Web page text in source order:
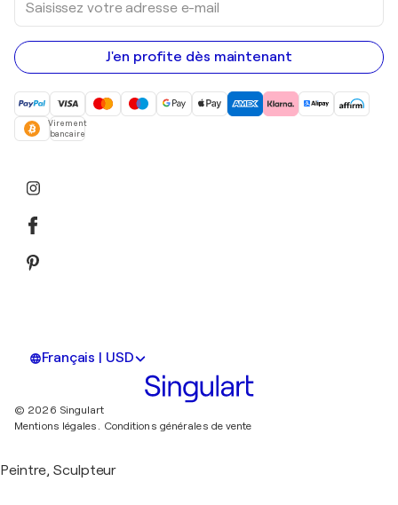
votre
adresse
e-
mail
J'en profite dès maintenant
Virement
bancaire
Français | USD
© 2026 Singulart
Mentions légales. Conditions générales de vente
Peintre, Sculpteur